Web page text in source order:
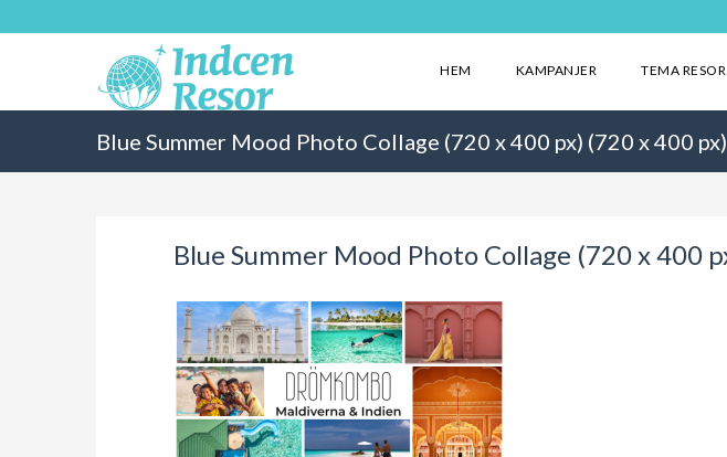
HEM KAMPANJER TEMA RESOR
Blue Summer Mood Photo Collage (720 x 400 px) (720 x 400 px)
Blue Summer Mood Photo Collage (720 x 400